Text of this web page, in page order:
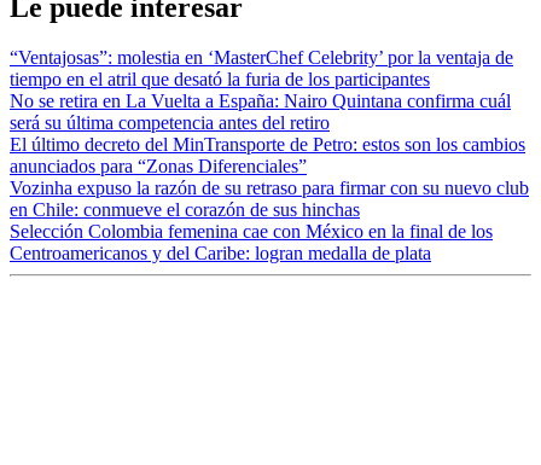
Le puede interesar
“Ventajosas”: molestia en ‘MasterChef Celebrity’ por la ventaja de
tiempo en el atril que desató la furia de los participantes
No se retira en La Vuelta a España: Nairo Quintana confirma cuál
será su última competencia antes del retiro
El último decreto del MinTransporte de Petro: estos son los cambios
anunciados para “Zonas Diferenciales”
Vozinha expuso la razón de su retraso para firmar con su nuevo club
en Chile: conmueve el corazón de sus hinchas
Selección Colombia femenina cae con México en la final de los
Centroamericanos y del Caribe: logran medalla de plata